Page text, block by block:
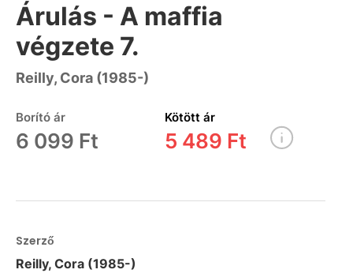
Árulás - A maffia
végzete 7.
Reilly, Cora (1985-)
Borító ár
6 099 Ft
Kötött ár
5 489 Ft
Szerző
Reilly, Cora (1985-)